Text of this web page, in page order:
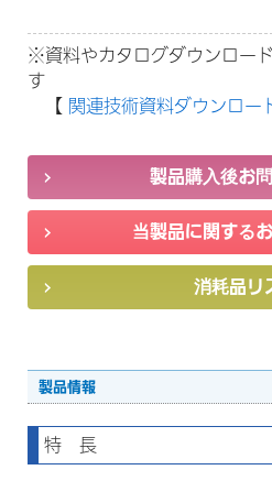
※資料やカタログダウンロー
す
【 関連技術資料ダウンロー
製品情報
特 長